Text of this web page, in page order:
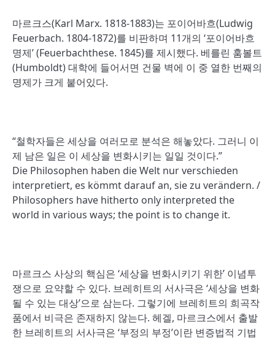
마르크스(Karl Marx. 1818-1883)는 포이어바흐(Ludwig
Feuerbach. 1804-1872)를 비판하며 11개의 ‘포이어바흐
명제’ (Feuerbachthese. 1845)를 제시했다. 베를린 훔볼트
(Humboldt) 대학에 들어서면 건물 벽에 이 중 열한 번째의
명제가 크게 붙어있다.
“철학자들은 세상을 여러모로 분석은 해놓았다. 그러니 이
제 남은 일은 이 세상을 변화시키는 일일 것이다.”
Die Philosophen haben die Welt nur verschieden
interpretiert, es kömmt darauf an, sie zu verändern. /
Philosophers have hitherto only interpreted the
world in various ways; the point is to change it.
마르크스 사상의 핵심은 ‘세상을 변화시키기 위한’ 이념투
쟁으로 요약할 수 있다. 브레히트의 서사극은 ‘세상을 변화
될 수 있는 대상’으로 삼는다. 그렇기에 브레히트의 희곡작
품에서 비극은 존재하지 않는다. 헤겔, 마르크스에서 출발
한 브레히트의 서사극은 ‘부정의 부정’이란 변증법적 기법